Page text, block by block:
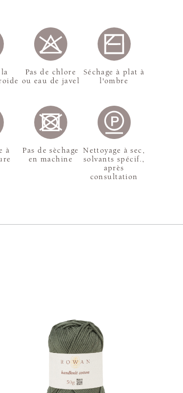
Pas de chlore
ou eau de javel
Séchage à plat à
l'ombre
à
Pas de sèchage
en machine
Nettoyage à sec,
solvants spécif.,
après
consultation